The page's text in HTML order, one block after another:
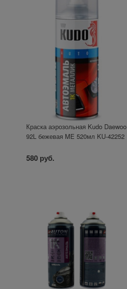
Краска аэрозольная Kudo Daewoo
92L бежевая ME 520мл KU-42252
580 руб.